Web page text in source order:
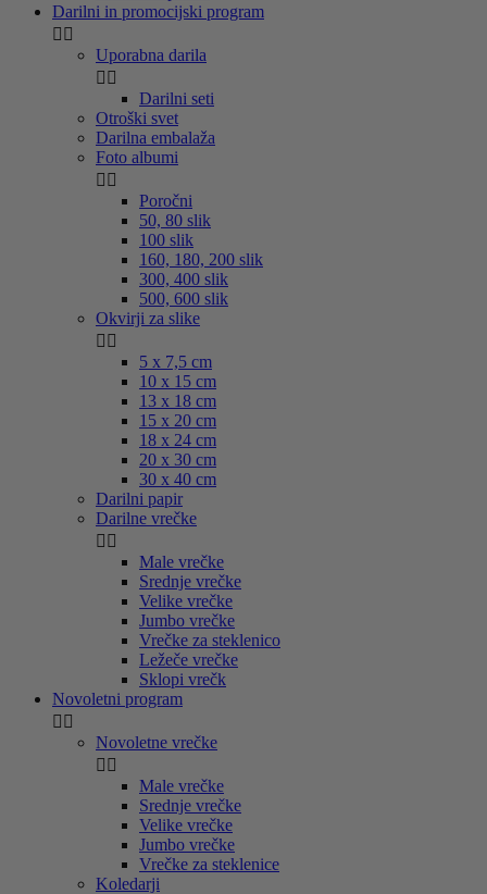
Darilni in promocijski program
 
Uporabna darila
 
Darilni seti
Otroški svet
Darilna embalaža
Foto albumi
 
Poročni
50, 80 slik
100 slik
160, 180, 200 slik
300, 400 slik
500, 600 slik
Okvirji za slike
 
5 x 7,5 cm
10 x 15 cm
13 x 18 cm
15 x 20 cm
18 x 24 cm
20 x 30 cm
30 x 40 cm
Darilni papir
Darilne vrečke
 
Male vrečke
Srednje vrečke
Velike vrečke
Jumbo vrečke
Vrečke za steklenico
Ležeče vrečke
Sklopi vrečk
Novoletni program
 
Novoletne vrečke
 
Male vrečke
Srednje vrečke
Velike vrečke
Jumbo vrečke
Vrečke za steklenice
Koledarji